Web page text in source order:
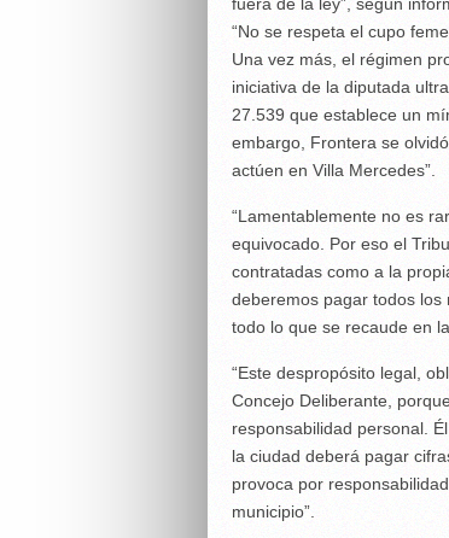
fuera de la ley”, según
“No se respeta el cupo
Una vez más, el régimen
iniciativa de la diputada
27.539 que establece un
embargo, Frontera se
actúen en Villa Mercedes”.
“Lamentablemente no es
equivocado. Por eso el
contratadas como a la
deberemos pagar todos
todo lo que se recaude en
“Este despropósito legal,
Concejo Deliberante,
responsabilidad personal.
la ciudad deberá pagar
provoca por
municipio”.